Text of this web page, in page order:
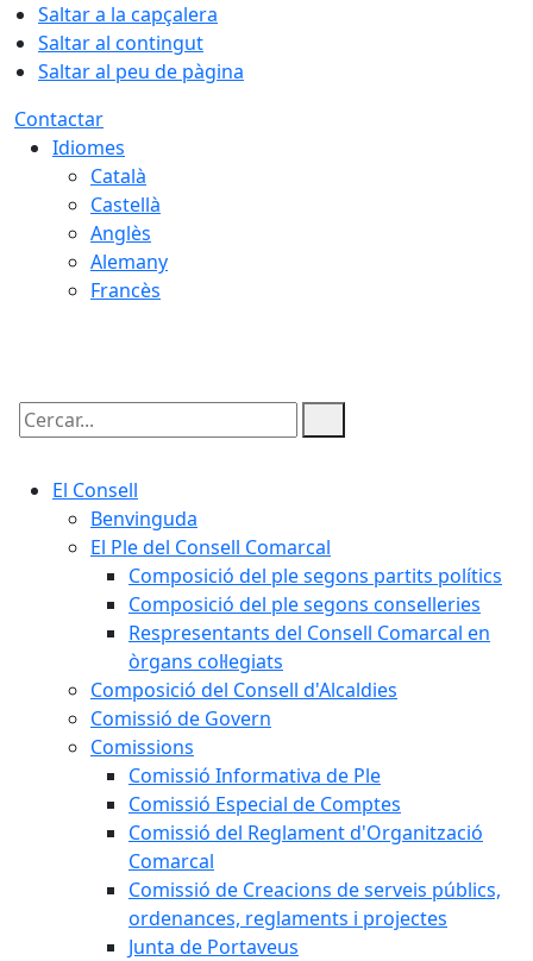
Saltar a la capçalera
Saltar al contingut
Saltar al peu de pàgina
Contactar
Idiomes
Català
Castellà
Anglès
Alemany
Francès
Cercar:
El Consell
Benvinguda
El Ple del Consell Comarcal
Composició del ple segons partits polítics
Composició del ple segons conselleries
Respresentants del Consell Comarcal en
òrgans col·legiats
Composició del Consell d'Alcaldies
Comissió de Govern
Comissions
Comissió Informativa de Ple
Comissió Especial de Comptes
Comissió del Reglament d'Organització
Comarcal
Comissió de Creacions de serveis públics,
ordenances, reglaments i projectes
Junta de Portaveus